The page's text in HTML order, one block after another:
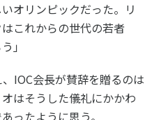
保護方針
ャルメディア運営方針
© 2020
り
オリンピックだった。リ
これからの世代の若者
う」
IOC会長が賛辞を贈るのは
はそうした儀礼にかかわ